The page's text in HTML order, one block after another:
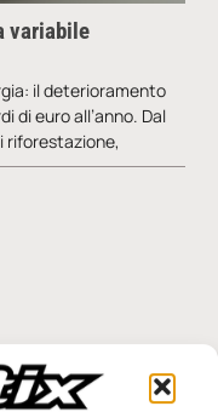
variabile
il deterioramento
di euro all’anno. Dal
riforestazione,